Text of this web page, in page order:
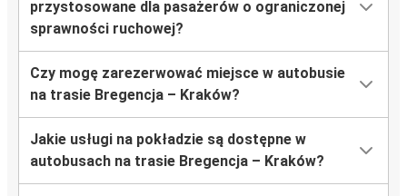
przystosowane dla pasażerów o ograniczonej
sprawności ruchowej?
Czy mogę zarezerwować miejsce w autobusie
na trasie Bregencja – Kraków?
Jakie usługi na pokładzie są dostępne w
autobusach na trasie Bregencja – Kraków?